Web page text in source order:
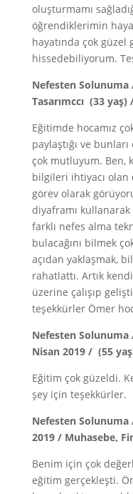
oluşturmamı
öğrendiklerimin
hayatında çok
hissedebiliyorum.
Nefesten Solunuma
Tasarımccı (33
Eğitimde hocamız
paylaştığı ve
çok mutluyum. Ben,
bilgileri ihtiyacı
görev olarak
diyaframı kullanarak
farklı nefes alma
bulacağını bilmek
açıdan yaklaşmak,
rahatlattı. Artık
üzerine çalışıp
teşekkürler Ömer
Nefesten
Nisan 2019 / (55
Eğitim çok güzeldi.
şey için teşekkürler.
Nefesten Solunuma
2019 / Muhasebe,
Benim için çok
eğitim gerçekleşti.